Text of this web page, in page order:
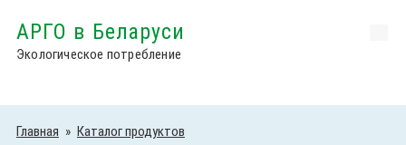
АРГО в Беларуси
Экологическое потребление
Главная » Каталог продуктов